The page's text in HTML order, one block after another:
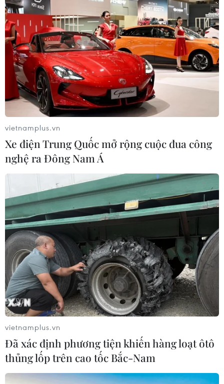
vietnamplus.vn
Xe điện Trung Quốc mở rộng cuộc đua công
nghệ ra Đông Nam Á
vietnamplus.vn
Đã xác định phương tiện khiến hàng loạt ôtô
thủng lốp trên cao tốc Bắc-Nam